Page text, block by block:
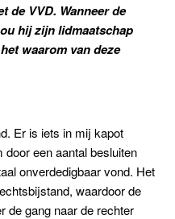
de VVD. Wanneer de
hij zijn lidmaatschap
waarom van deze
Er is iets in mij kapot
een aantal besluiten
onverdedigbaar vond. Het
waardoor de
de gang naar de rechter